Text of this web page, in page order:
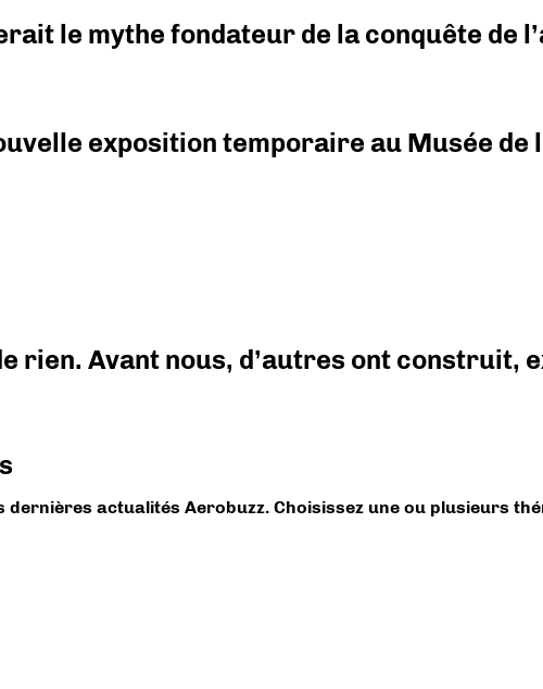
le mythe fondateur de la conquête de
exposition temporaire au Musée de
rien. Avant nous, d’autres ont construit,
dernières actualités Aerobuzz. Choisissez une ou plusieurs